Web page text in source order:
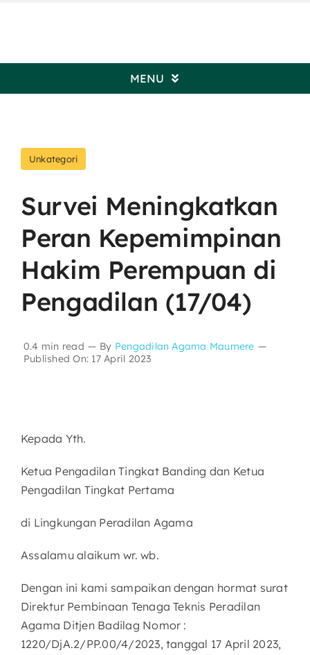
MENU
Profil Pengadilan
Informasi Umum
Kesekretariatan
Layanan Publik
Informasi Lainnya
Unkategori
Survei Meningkatkan
Peran Kepemimpinan
Hakim Perempuan di
Pengadilan (17/04)
0.4 min read — By Pengadilan Agama Maumere —
Published On: 17 April 2023
Kepada Yth.
Ketua Pengadilan Tingkat Banding dan Ketua
Pengadilan Tingkat Pertama
di Lingkungan Peradilan Agama
Assalamu alaikum wr. wb.
Dengan ini kami sampaikan dengan hormat surat
Direktur Pembinaan Tenaga Teknis Peradilan
Agama Ditjen Badilag Nomor :
1220/DjA.2/PP.00/4/2023, tanggal 17 April 2023,